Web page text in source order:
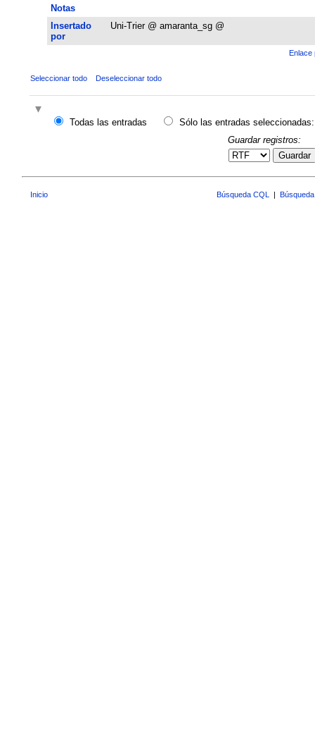
Notas
Insertado
por
Uni-Trier @ amaranta_sg @
Enlace
Seleccionar todo Deseleccionar todo
Todas las entradas
Sólo las entradas seleccionadas:
Guardar registros:
Guardar
Inicio Búsqueda CQL